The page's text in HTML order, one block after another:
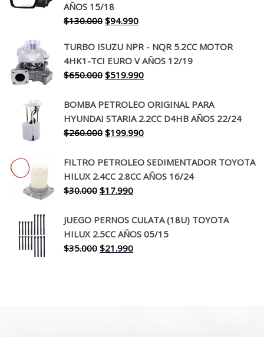
AÑOS 15/18
$130.000 El
original
era:
$130.000.
$94.990El
actual
es:
$94.990.
TURBO ISUZU NPR - NQR 5.2CC MOTOR
4HK1-TCI EURO V AÑOS 12/19
$650.000 El
original
era:
$650.000.
$519.990El
actual
es:
$519.990.
BOMBA PETROLEO ORIGINAL PARA
HYUNDAI STARIA 2.2CC D4HB AÑOS 22/24
$260.000 El
original
era:
$260.000.
$199.990El
actual
es:
FILTRO PETROLEO SEDIMENTADOR TOYOTA
HILUX 2.4CC 2.8CC AÑOS 16/24
$30.000 El
original
era:
$30.000.
$17.990El
actual
es:
$17.990.
JUEGO PERNOS CULATA (18U) TOYOTA
HILUX 2.5CC AÑOS 05/15
$35.000 El
$21.990El